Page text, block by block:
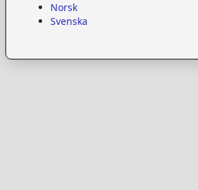
Norsk
Svenska